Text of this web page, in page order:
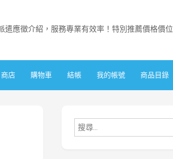
應徵介紹，服務專業有效率！特別推薦價格價
商店 購物車 結帳 我的帳號 商品目錄